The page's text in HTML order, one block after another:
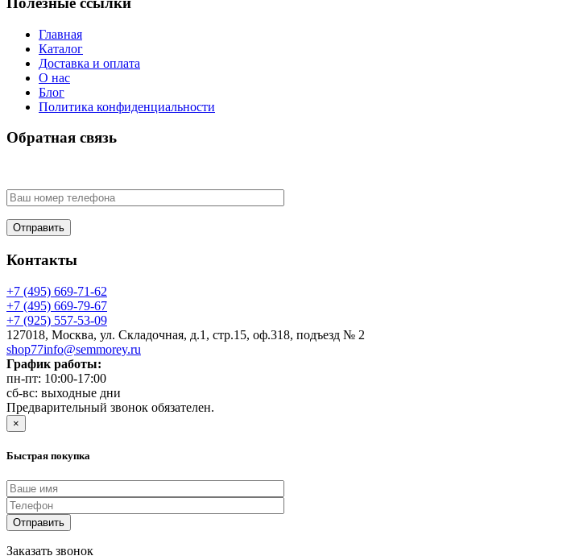
Главная
Каталог
Доставка и оплата
О нас
Блог
Политика конфиденциальности
Обратная связь
Контакты
+7 (495) 669-71-62
+7 (495) 669-79-67
+7 (925) 557-53-09
127018, Москва, ул. Складочная, д.1, стр.15, оф.318, подъезд № 2
shop77info@semmorey.ru
График работы:
пн-пт: 10:00-17:00
сб-вс: выходные дни
Предварительный звонок обязателен.
×
Быстрая покупка
Заказать звонок